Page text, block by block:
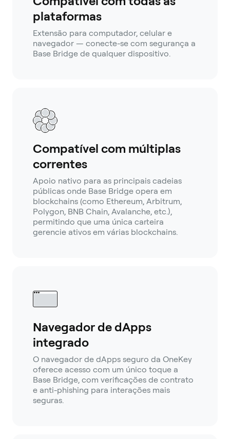
plataformas
Extensão para computador, celular e
navegador — conecte-se com segurança a
Base Bridge de qualquer dispositivo.
Compatível com múltiplas
correntes
Apoio nativo para as principais cadeias
públicas onde Base Bridge opera em
blockchains (como Ethereum, Arbitrum,
Polygon, BNB Chain, Avalanche, etc.),
permitindo que uma única carteira
gerencie ativos em várias blockchains.
Navegador de dApps
integrado
O navegador de dApps seguro da OneKey
oferece acesso com um único toque a
Base Bridge, com verificações de contrato
e anti-phishing para interações mais
seguras.